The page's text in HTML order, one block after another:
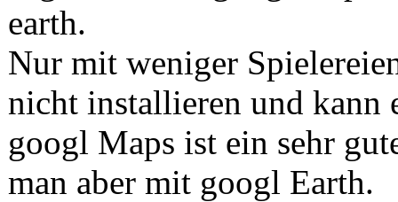
earth.
Nur mit weniger
nicht installieren und kann
googl Maps ist ein sehr
man aber mit googl Earth.